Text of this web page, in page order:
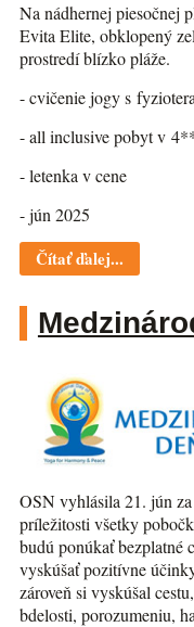
Na nádhernej piesočnej
Evita Elite, obklopený
prostredí blízko pláže.
- cvičenie jogy s
- all inclusive pobyt v
- letenka v cene
- jún 2025
Čítať ďalej...
OSN vyhlásila 21. jún
príležitosti všetky
budú ponúkať bezplatné
vyskúšať pozitívne
zároveň si vyskúšal
bdelosti, porozumeniu,